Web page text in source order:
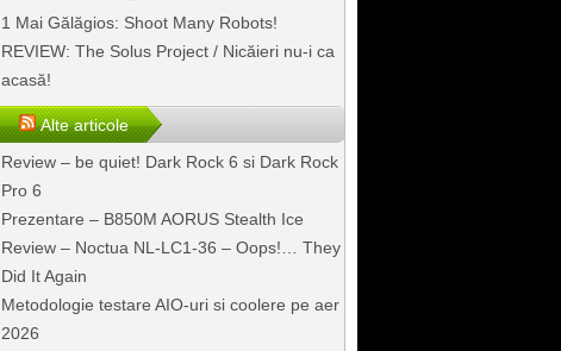
1 Mai Gălăgios: Shoot Many Robots!
REVIEW: The Solus Project / Nicăieri nu-i ca
acasă!
Alte articole
Review – be quiet! Dark Rock 6 si Dark Rock
Pro 6
Prezentare – B850M AORUS Stealth Ice
Review – Noctua NL-LC1-36 – Oops!… They
Did It Again
Metodologie testare AIO-uri si coolere pe aer
2026